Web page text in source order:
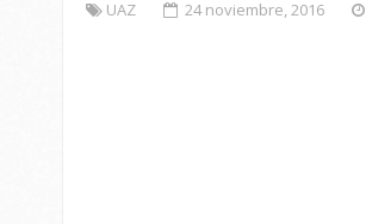
UAZ 24 noviembre, 2016